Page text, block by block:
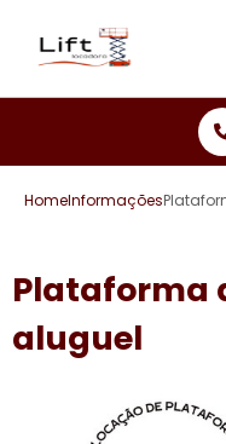
HomeInformações
Plataforma
aluguel